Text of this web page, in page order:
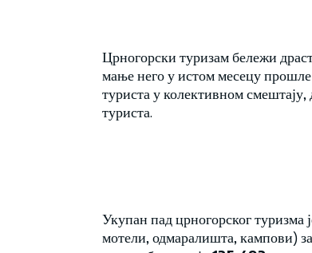
Црногорски туризам бележи
мање него у истом месецу
туриста у колективном смештају,
туриста.
Укупан пад црногорског туризма
мотели, одмаралишта, кампови)